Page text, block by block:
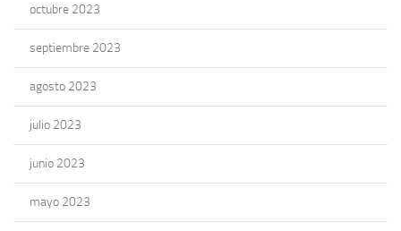
octubre 2023
septiembre 2023
agosto 2023
julio 2023
junio 2023
mayo 2023